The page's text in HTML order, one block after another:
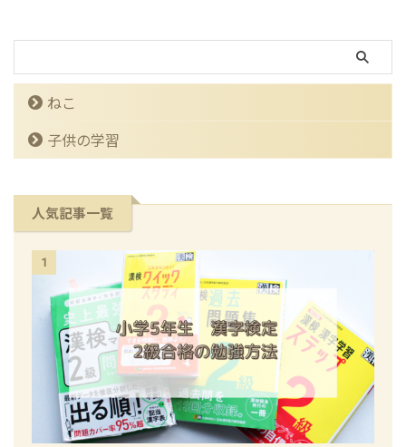
ねこ
子供の学習
人気記事一覧
1